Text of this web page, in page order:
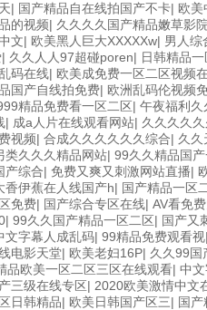
| 国产精品自在线拍国产不卡| 欧美
的视频| 久久久久国产精品嫩草影
文| 欧美黑人巨大XXXXXw| 男人综
| 久久人人97超碰poren| 日韩精品
码在线| 欧美成免费一区二区视频
国产自线拍免费| 欧洲乱码伦视频
精品免费看一区二区| 午夜福利
| 成a人片在线观看网站| 久久久久
视频| 合成久久久久久久综合| 久久
类久久久精品网站| 99久久精品国
产综合| 免费又爽又刺激网站直播|
香伊蕉在人线国产h| 国产精品一区
免费| 国产综合专区在线| AV看免
| 99久久国产精品一区二区| 国产又
文字幕人成乱码| 99精品免费观看视
电影天堂| 欧美老妇16P| 久久99国
品欧美一区二区三区在线观看| 中
三级在线专区| 2020欧美激情中文
日韩精品| 欧美日韩国产区三| 国